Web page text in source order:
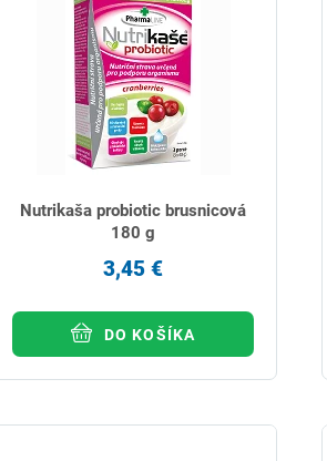
Nutrikaša probiotic brusnicová
180 g
3,45 €
DO KOŠÍKA